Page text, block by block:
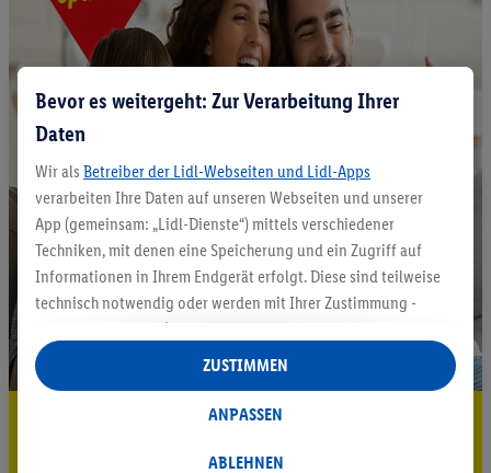
5.95 € Versand sparen³²ᵃ
Jetzt zum Newsletter anmelden
Bevor es weitergeht: Zur Verarbeitung Ihrer
Daten
Wir als Betreiber der Lidl-Webseiten und Lidl-Apps
verarbeiten Ihre Daten auf unseren Webseiten und unserer
App (gemeinsam: „Lidl-Dienste“) mittels verschiedener
Techniken, mit denen eine Speicherung und ein Zugriff auf
Informationen in Ihrem Endgerät erfolgt. Diese sind teilweise
technisch notwendig oder werden mit Ihrer Zustimmung -
auch durch Partner (u.a.
Verantwortliche; im Zusammenhang mit dem IAB TCF
insgesamt
Statistik-Erstellung oder für personalisierte Werbung
Datenverarbeitungen für personalisierte Werbung werden
ABLEHNEN
ANPASSEN
ZUSTIMMEN